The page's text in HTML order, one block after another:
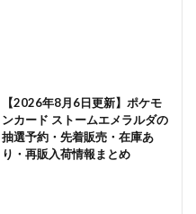
【2026年8月6日更新】ポケモ
ンカード ストームエメラルダの
抽選予約・先着販売・在庫あ
り・再販入荷情報まとめ